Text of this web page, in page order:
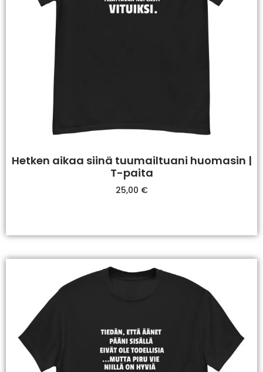
Hetken aikaa siinä tuumailtuani huomasin |
T-paita
25,00 €